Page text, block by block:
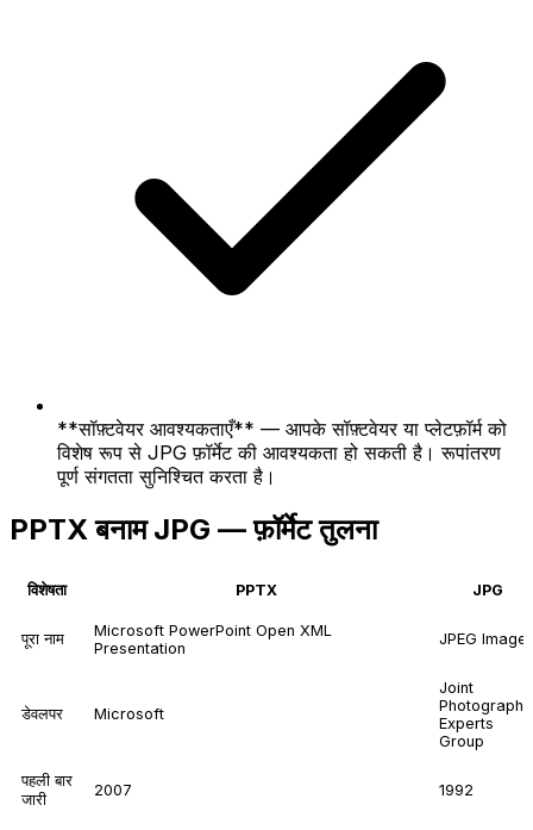
**सॉफ़्टवेयर आवश्यकताएँ** — आपके सॉफ़्टवेयर या प्लेटफ़ॉर्म को
विशेष रूप से JPG फ़ॉर्मेट की आवश्यकता हो सकती है। रूपांतरण
पूर्ण संगतता सुनिश्चित करता है।
PPTX बनाम JPG — फ़ॉर्मेट तुलना
विशेषता PPTX JPG
पूरा नाम
Microsoft PowerPoint Open XML
Presentation
JPEG Image
डेवलपर Microsoft
Joint
Experts
Group
पहली बार
जारी
2007 1992